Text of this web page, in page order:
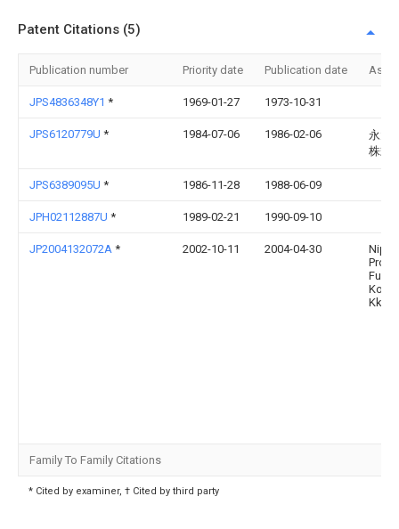
Patent Citations (5)
Publication number Priority date Publication date
JPS4836348Y1 * 1969-01-27 1973-10-31
JPS6120779U * 1984-07-06 1986-02-06
永大
株式
JPS6389095U * 1986-11-28 1988-06-09
JPH02112887U * 1989-02-21 1990-09-10
JP2004132072A * 2002-10-11 2004-04-30
Pro
Fuairu
Kk
Family To Family Citations
* Cited by examiner, † Cited by third party